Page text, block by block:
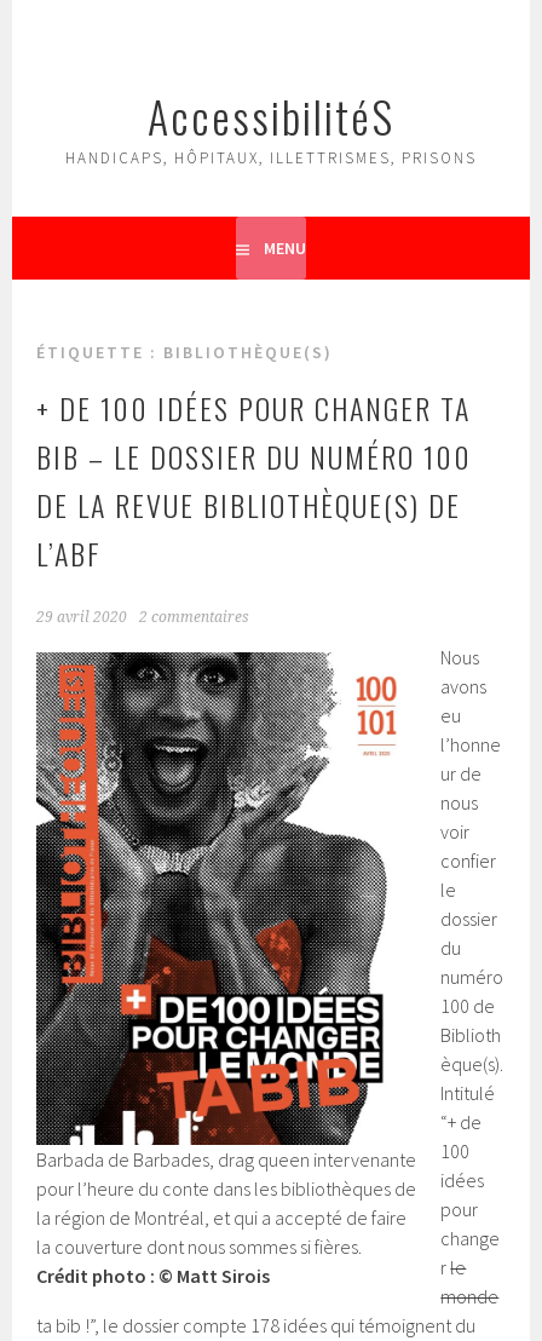
AccessibilitéS
HANDICAPS, HÔPITAUX, ILLETTRISMES, PRISONS
MENU
ÉTIQUETTE : BIBLIOTHÈQUE(S)
+ DE 100 IDÉES POUR CHANGER TA
BIB – LE DOSSIER DU NUMÉRO 100
DE LA REVUE BIBLIOTHÈQUE(S) DE
L’ABF
29 avril 2020 2 commentaires
Barbada de Barbades, drag queen intervenante
pour l’heure du conte dans les bibliothèques de
la région de Montréal, et qui a accepté de faire
la couverture dont nous sommes si fières.
Crédit photo : © Matt Sirois
Nous
avons
eu
l’honne
ur de
nous
voir
confier
le
dossier
du
numéro
100 de
Biblioth
èque(s).
Intitulé
“+ de
100
idées
pour
change
rle
monde
ta bib !”, le dossier compte 178 idées qui témoignent du